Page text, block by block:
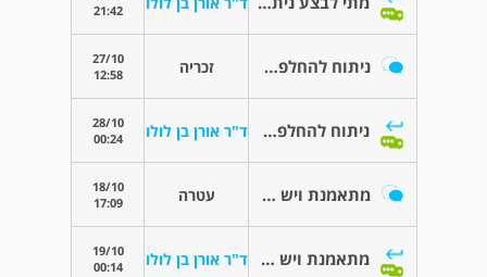
21:42
ניתוח להחלפת מפרק הירך זכריה
27/10
12:58
ניתוח להחלפת מפרק הירך ד"ר אורן בן לולו
28/10
00:24
מתאמנת ויש לי כאבים במפרק הירך עטרה
18/10
17:09
מתאמנת ויש לי כאבים במפרק הירך ד"ר אורן בן לולו
19/10
00:14